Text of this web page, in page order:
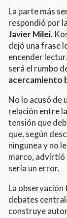
La parte más
respondió por la
Javier Milei.
dejó una frase
encender
será el rumbo
acercamiento
No lo acusó de
relación entre
tensión que
que, según
ningunea y no
marco, advirtió
sería un error.
La observación
debates
construye